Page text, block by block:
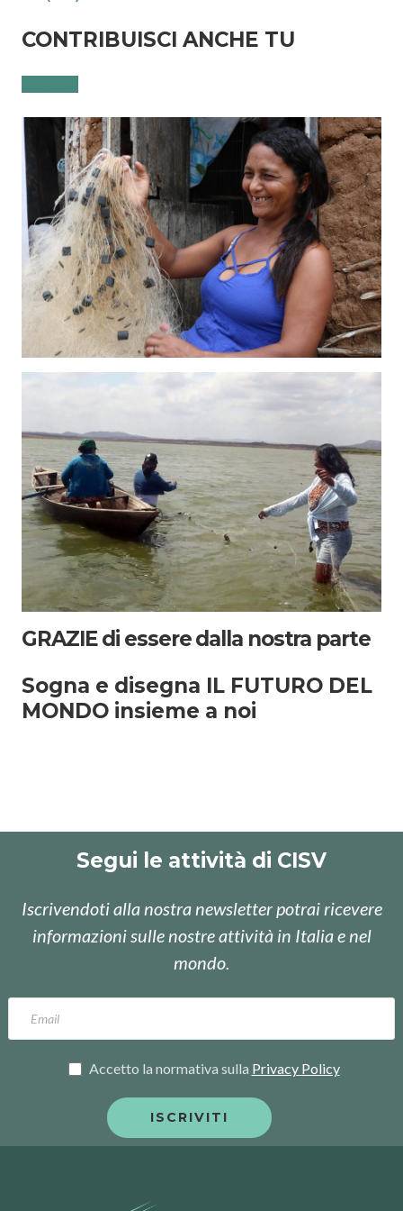
CONTRIBUISCI ANCHE TU
GRAZIE di essere dalla nostra parte
Sogna e disegna IL FUTURO DEL
MONDO insieme a noi
Segui le attività di CISV
Iscrivendoti alla nostra newsletter potrai ricevere
informazioni sulle nostre attività in Italia e nel
mondo.
Accetto la normativa sulla Privacy Policy